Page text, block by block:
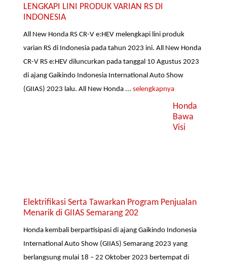
LENGKAPI LINI PRODUK VARIAN RS DI
INDONESIA
All New Honda RS CR-V e:HEV melengkapi lini produk
varian RS di Indonesia pada tahun 2023 ini. All New Honda
CR-V RS e:HEV diluncurkan pada tanggal 10 Agustus 2023
di ajang Gaikindo Indonesia International Auto Show
(GIIAS) 2023 lalu. All New Honda ...selengkapnya
Honda
Bawa
Visi
Elektrifikasi Serta Tawarkan Program Penjualan
Menarik di GIIAS Semarang 202
Honda kembali berpartisipasi di ajang Gaikindo Indonesia
International Auto Show (GIIAS) Semarang 2023 yang
berlangsung mulai 18 – 22 Oktober 2023 bertempat di